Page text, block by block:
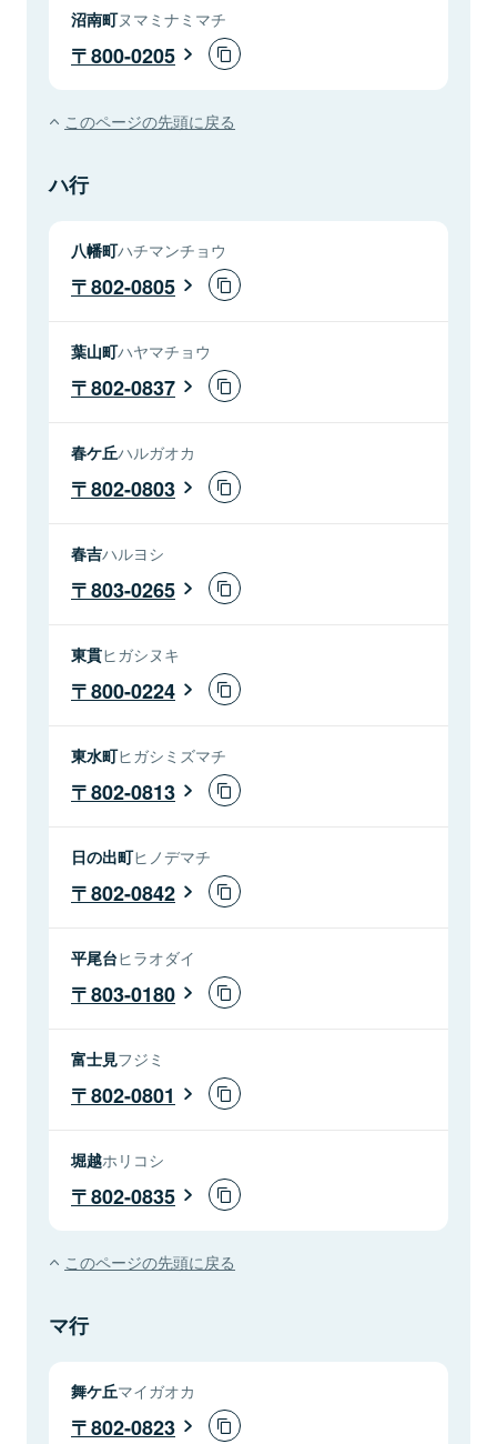
沼南町ヌマミナミマチ
800-0205
このページの先頭に戻る
ハ行
八幡町ハチマンチョウ
802-0805
葉山町ハヤマチョウ
802-0837
春ケ丘ハルガオカ
802-0803
春吉ハルヨシ
803-0265
東貫ヒガシヌキ
800-0224
東水町ヒガシミズマチ
802-0813
日の出町ヒノデマチ
802-0842
平尾台ヒラオダイ
803-0180
富士見フジミ
802-0801
堀越ホリコシ
802-0835
このページの先頭に戻る
マ行
舞ケ丘マイガオカ
802-0823